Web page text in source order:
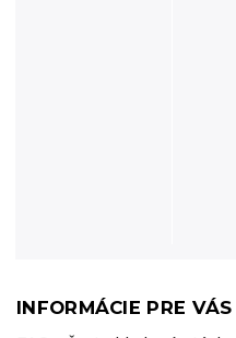
INFORMÁCIE PRE VÁS